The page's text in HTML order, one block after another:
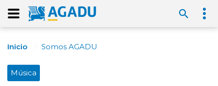
Inicio Somos AGADU
Música